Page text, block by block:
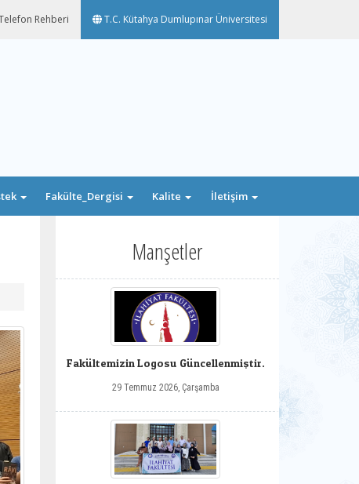
Rehberi T.C. Kütahya Dumlupınar Üniversitesi
Fakülte_Dergisi Kalite İletişim
Manşetler
Fakültemizin Logosu Güncellenmiştir.
29 Temmuz 2026, Çarşamba